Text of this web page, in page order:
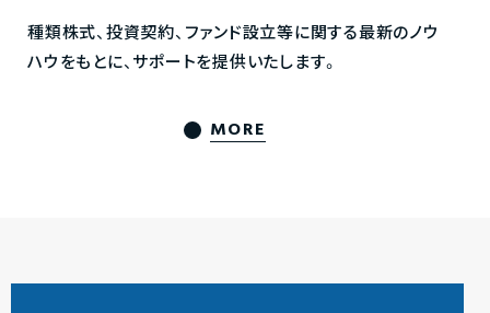
種類株式、投資契約、ファンド設立等に関する最新のノウ
ハウをもとに、サポートを提供いたします。
MORE